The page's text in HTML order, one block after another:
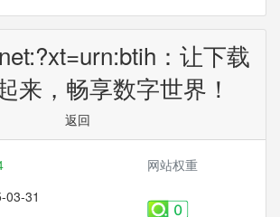
：让下载
来，畅享数字世界！
返回
03-31
网站权重